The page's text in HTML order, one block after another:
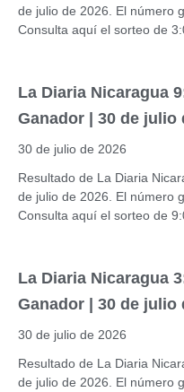
de julio de 2026. El número
Consulta aquí el sorteo de
La Diaria Nicaragua
Ganador | 30 de julio
30 de julio de 2026
Resultado de La Diaria
de julio de 2026. El número
Consulta aquí el sorteo de
La Diaria Nicaragua
Ganador | 30 de julio
30 de julio de 2026
Resultado de La Diaria
de julio de 2026. El número